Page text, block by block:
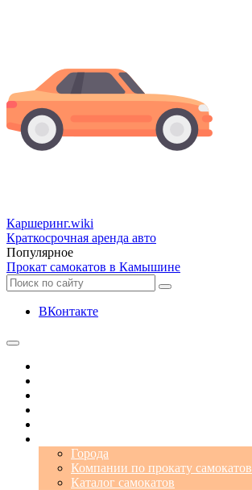
Каршеринг.wiki
Краткосрочная аренда авто
Популярное
Прокат самокатов в Камышине
ВКонтакте
Города
Компании по прокату самокатов
Каталог самокатов